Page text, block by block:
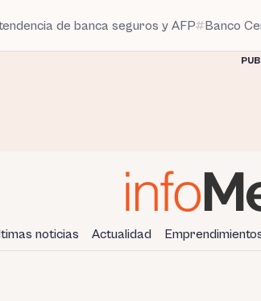
de banca seguros y AFP Banco
noticias Actualidad